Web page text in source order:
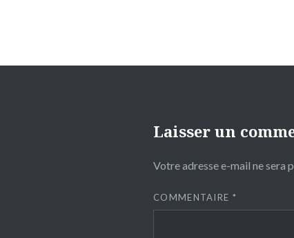
Laisser un
Votre adresse e-mail ne sera
COMMENTAIRE *